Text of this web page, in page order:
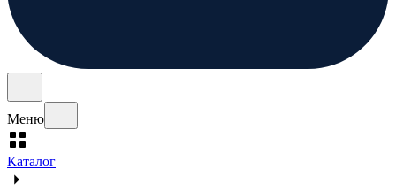
Меню
Каталог